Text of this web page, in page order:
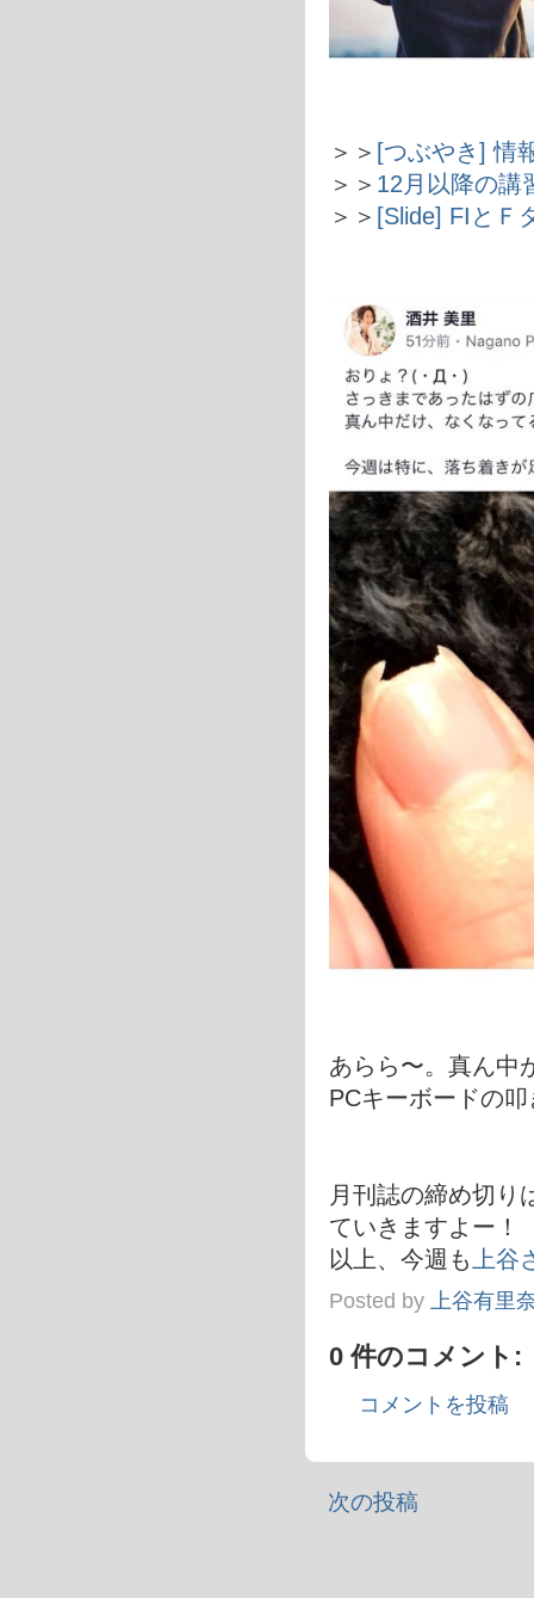
＞＞ [つぶやき] 情
＞＞ 12月以降の講
＞＞ [Slide] FIとＦ
あらら〜。真ん中
PCキーボードの
月刊誌の締め切り
ていきますよー！
以上、今週も 上谷
Posted by 上谷有里
0 件のコメント:
コメントを投稿
次の投稿